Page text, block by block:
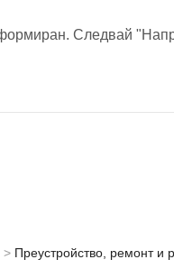
Следвай
Преустройство, ремонт и